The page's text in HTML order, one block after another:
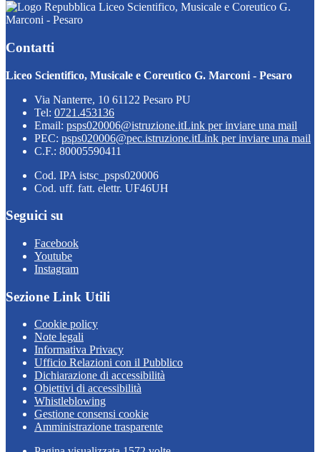
Liceo Scientifico, Musicale e Coreutico G.
Marconi - Pesaro
Contatti
Liceo Scientifico, Musicale e Coreutico G. Marconi - Pesaro
Via Nanterre, 10 61122 Pesaro PU
Tel: 0721.453136
Email: psps020006@istruzione.itLink per inviare una mail
PEC: psps020006@pec.istruzione.itLink per inviare una mail
C.F.: 80005590411
Cod. IPA istsc_psps020006
Cod. uff. fatt. elettr. UF46UH
Seguici su
Facebook
Youtube
Instagram
Sezione Link Utili
Cookie policy
Note legali
Informativa Privacy
Ufficio Relazioni con il Pubblico
Dichiarazione di accessibilità
Obiettivi di accessibilità
Whistleblowing
Gestione consensi cookie
Amministrazione trasparente